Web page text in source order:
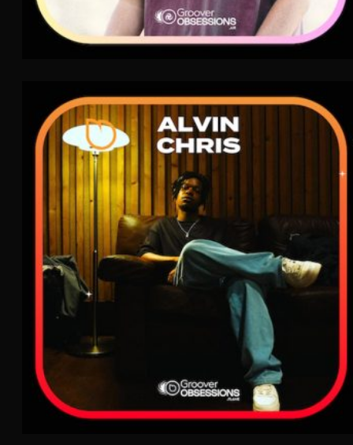
Alvin Chris
FLAME Rap